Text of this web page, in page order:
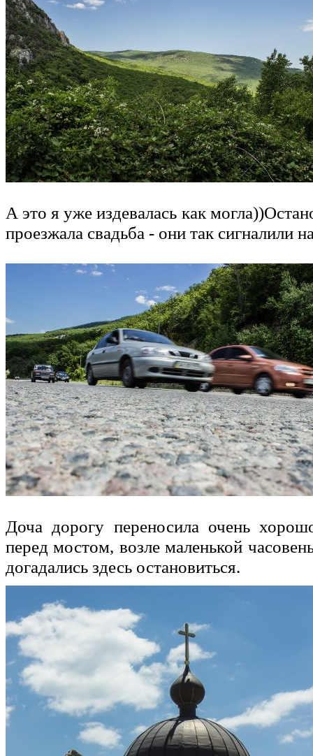
А это я уже издевалась как
проезжала свадьба - они так сигналили
Доча дорогу переносила очень
перед мостом, возле маленькой
догадались здесь остановиться.